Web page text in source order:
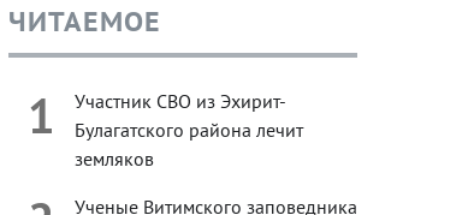
ЧИТАЕМОЕ
1
Участник СВО из Эхирит-
Булагатского района лечит
земляков
Ученые Витимского заповедника